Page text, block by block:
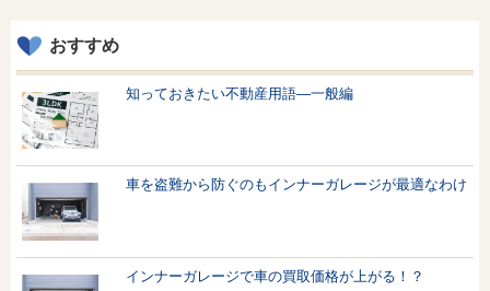
おすすめ
知っておきたい不動産用語—一般編
車を盗難から防ぐのもインナーガレージが最適なわけ
インナーガレージで車の買取価格が上がる！？